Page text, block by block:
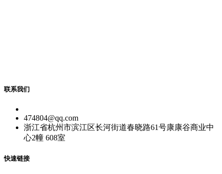
联系我们
474804@qq.com
浙江省杭州市滨江区长河街道春晓路61号康康谷商业中
心2幢 608室
快速链接